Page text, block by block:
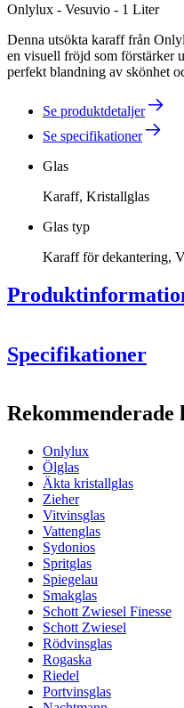
Onlylux - Vesuvio - 1 Liter
Denna utsökta karaff från
en visuell fröjd som förstärker
perfekt blandning av skönhet
Se produktdetaljer
Se specifikationer
Glas
Karaff, Kristallglas
Glas typ
Karaff för dekantering,
Specifikationer
ProduktnummerOl01108
Mått (BxHxD cm)
Vikt (kg)1
Höjd (cm)
Bredd (cm)
Djup (cm)
Glas
GlasKaraff, Kristallglas
Glas typKaraff för
wine glasses
Status When Soldout
Rekommenderade
Onlylux
Ölglas
Äkta kristallglas
Zieher
Vitvinsglas
Vattenglas
Sydonios
Spritglas
Spiegelau
Smakglas
Schott Zwiesel Finesse
Schott Zwiesel
Rödvinsglas
Rogaska
Riedel
Portvinsglas